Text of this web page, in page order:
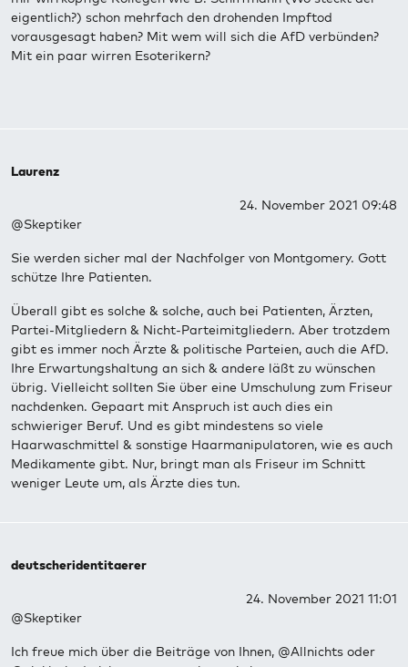
eigentlich?) schon mehrfach den drohenden Impftod
vorausgesagt haben? Mit wem will sich die AfD verbünden?
Mit ein paar wirren Esoterikern?
Laurenz
24. November 2021 09:48
@Skeptiker
Sie werden sicher mal der Nachfolger von Montgomery. Gott
schütze Ihre Patienten.
Überall gibt es solche & solche, auch bei Patienten, Ärzten,
Partei-Mitgliedern & Nicht-Parteimitgliedern. Aber trotzdem
gibt es immer noch Ärzte & politische Parteien, auch die AfD.
Ihre Erwartungshaltung an sich & andere läßt zu wünschen
übrig. Vielleicht sollten Sie über eine Umschulung zum Friseur
nachdenken. Gepaart mit Anspruch ist auch dies ein
schwieriger Beruf. Und es gibt mindestens so viele
Haarwaschmittel & sonstige Haarmanipulatoren, wie es auch
Medikamente gibt. Nur, bringt man als Friseur im Schnitt
weniger Leute um, als Ärzte dies tun.
deutscheridentitaerer
24. November 2021 11:01
@Skeptiker
Ich freue mich über die Beiträge von Ihnen, @Allnichts oder